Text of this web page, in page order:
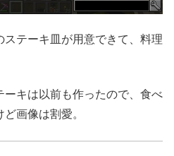
テーキ皿が用意できて、料理
ーキは以前も作ったので、食べ
画像は割愛。